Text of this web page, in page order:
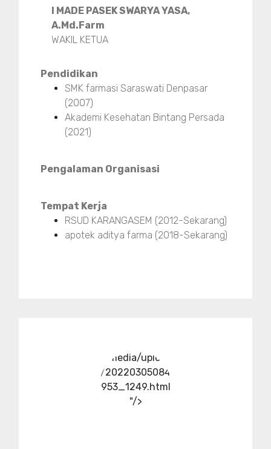
I MADE PASEK SWARYA YASA,
A.Md.Farm
WAKIL KETUA
Pendidikan
SMK farmasi Saraswati Denpasar
(2007)
Akademi Kesehatan Bintang Persada
(2021)
Pengalaman Organisasi
Tempat Kerja
RSUD KARANGASEM (2012-Sekarang)
apotek aditya farma (2018-Sekarang)
../media/upload
/20220305084
953_1249.html
"/>